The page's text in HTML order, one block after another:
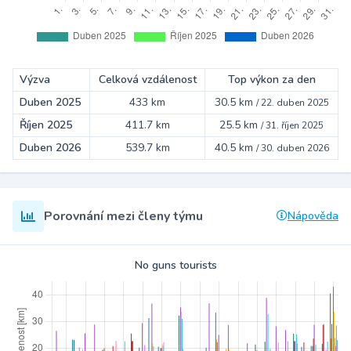
Výzva Celková vzdálenost
Top výkon za den
Duben 2025
433 km 30.5 km /22. duben 2025
Říjen 2025 411.7 km 25.5 km /31. říjen 2025
Duben 2026 539.7 km 40.5 km /30. duben 2026
Porovnání mezi členy týmu Nápověda
No guns tourists